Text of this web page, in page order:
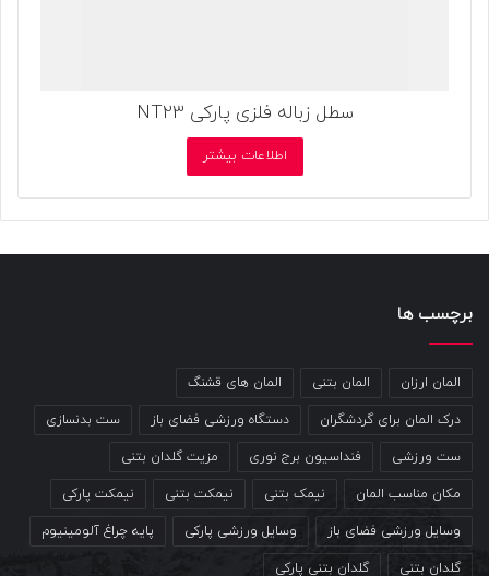
سطل زباله فلزی پارکی NT23
اطلاعات بیشتر
برچسب ها
المان ارزان المان بتنی المان های قشنگ
درک المان برای گردشگران دستگاه ورزشی فضای باز ست بدنسازی
ست ورزشی فنداسیون برج نوری مزیت گلدان بتنی
مکان مناسب المان نیمک بتنی نیمکت بتنی نیمکت پارکی
وسایل ورزشی فضای باز وسایل ورزشی پارکی پایه چراغ آلومینیوم
گلدان بتنی گلدان بتنی پارکی